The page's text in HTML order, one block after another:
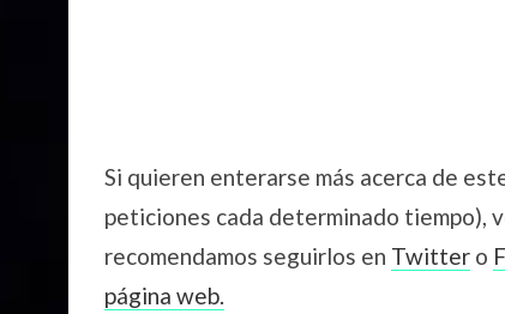
Si quieren enterarse más acerca de
peticiones cada determinado tiempo),
recomendamos seguirlos en Twitter o
página web.